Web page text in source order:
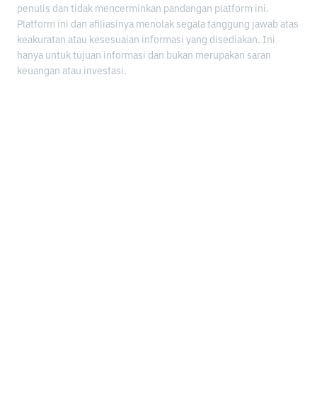
penulis dan tidak mencerminkan pandangan platform ini.
Platform ini dan afiliasinya menolak segala tanggung jawab atas
keakuratan atau kesesuaian informasi yang disediakan. Ini
hanya untuk tujuan informasi dan bukan merupakan saran
keuangan atau investasi.